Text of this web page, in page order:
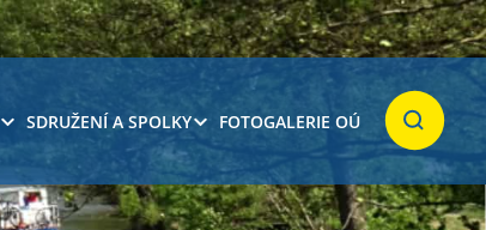
SDRUŽENÍ A SPOLKY FOTOGALERIE OÚ
Hledat